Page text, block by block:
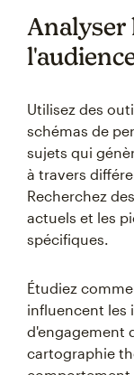
Analyser
Utilisez des
schémas de
sujets qui
à travers
Recherchez
actuels et les
spécifiques.
Étudiez
influencent les
d'engagement
cartographie